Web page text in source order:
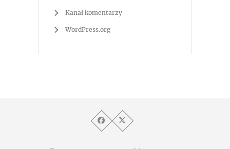
Kanał komentarzy
WordPress.org